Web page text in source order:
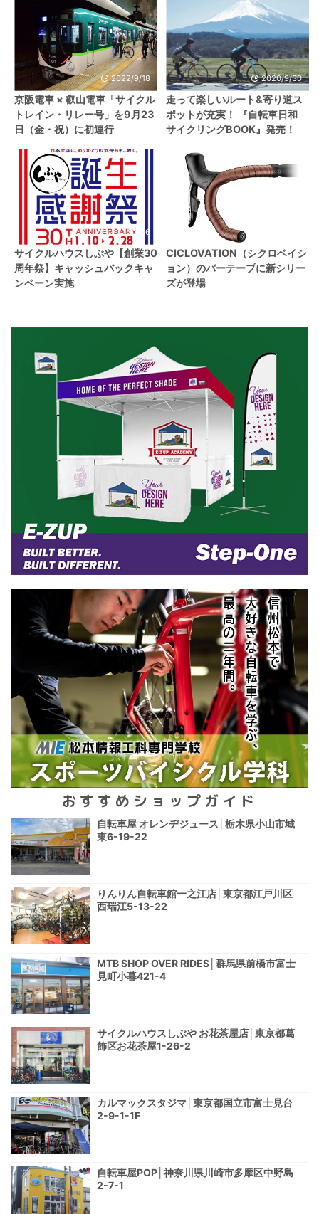
2022/9/18
京阪電車 × 叡山電車「サイクル
トレイン・リレー号」を9月23
日（金・祝）に初運行
2020/9/30
走って楽しいルート&寄り道ス
ポットが充実！ 『自転車日和
サイクリングBOOK』発売！
2026/1/26
サイクルハウスしぶや【創業30
周年祭】キャッシュバックキャ
ンペーン実施
CICLOVATION（シクロベイシ
ョン）のバーテープに新シリー
ズが登場
おすすめショップガイド
自転車屋 オレンヂジュース│栃木県小山市城
東6-19-22
りんりん自転車館一之江店│東京都江戸川区
西瑞江5-13-22
MTB SHOP OVER RIDES│群馬県前橋市富士
見町小暮421-4
サイクルハウスしぶや お花茶屋店│東京都葛
飾区お花茶屋1-26-2
カルマックスタジマ│東京都国立市富士見台
2-9-1-1F
自転車屋POP│神奈川県川崎市多摩区中野島
2-7-1